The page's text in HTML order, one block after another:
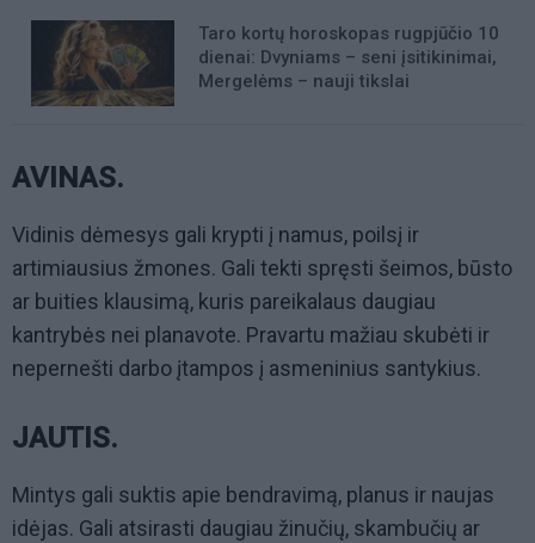
Taro kortų horoskopas rugpjūčio 10
dienai: Dvyniams – seni įsitikinimai,
Mergelėms – nauji tikslai
AVINAS.
Vidinis dėmesys gali krypti į namus, poilsį ir
artimiausius žmones. Gali tekti spręsti šeimos, būsto
ar buities klausimą, kuris pareikalaus daugiau
kantrybės nei planavote. Pravartu mažiau skubėti ir
nepernešti darbo įtampos į asmeninius santykius.
JAUTIS.
Mintys gali suktis apie bendravimą, planus ir naujas
idėjas. Gali atsirasti daugiau žinučių, skambučių ar